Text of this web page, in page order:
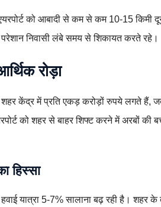
को आबादी से कम से कम 10-15 किमी
परेशान निवासी लंबे समय से शिकायत करते रहे।
रोड़ा
शहर केंद्र में प्रति एकड़ करोड़ों रुपये लगते हैं,
को शहर से बाहर शिफ्ट करने में अरबों
हिस्सा
यात्रा 5-7% सालाना बढ़ रही है। शहर के